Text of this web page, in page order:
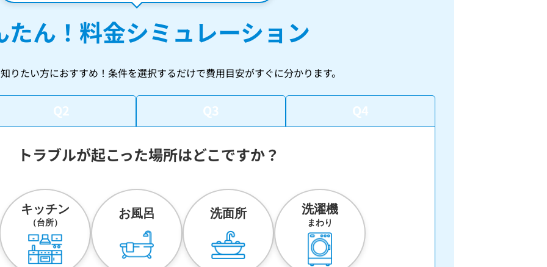
ん！ 料金シミュレーション
りたい方におすすめ！ 条件を選択するだけで費用目安がすぐに分かります。
Q2 Q3 Q4
トラブルが起こった場所はどこですか？
キッチン
（台所）
お風呂 洗面所 洗濯機
まわり